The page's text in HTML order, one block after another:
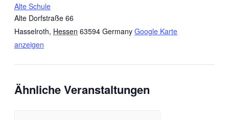
Alte Schule
Alte Dorfstraße 66
Hasselroth, Hessen 63594 Germany Google Karte
anzeigen
Ähnliche Veranstaltungen